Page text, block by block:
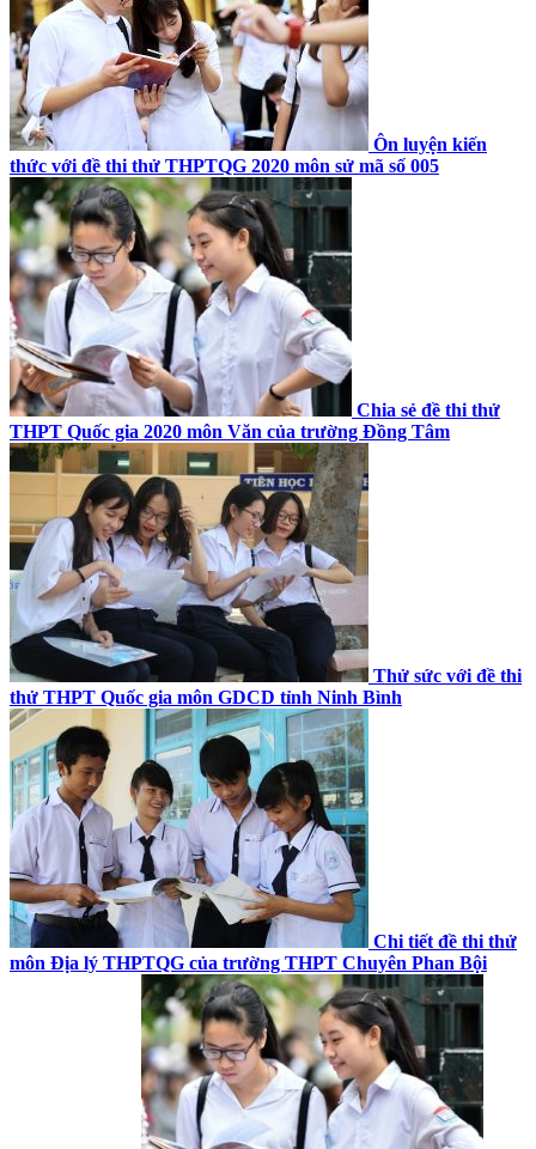
Ôn luyện kiến
thức với đề thi thử THPTQG 2020 môn sử mã số 005
Chia sẻ đề thi thử
THPT Quốc gia 2020 môn Văn của trường Đồng Tâm
Thử sức với đề thi
thử THPT Quốc gia môn GDCD tỉnh Ninh Bình
Chi tiết đề thi thử
môn Địa lý THPTQG của trường THPT Chuyên Phan Bội